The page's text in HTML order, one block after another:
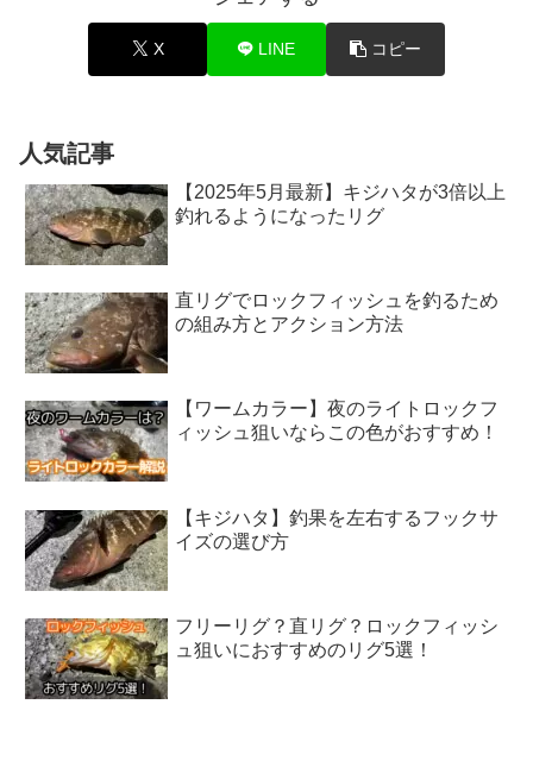
X LINE コピー
人気記事
【2025年5月最新】キジハタが3倍以上
釣れるようになったリグ
直リグでロックフィッシュを釣るため
の組み方とアクション方法
【ワームカラー】夜のライトロックフ
ィッシュ狙いならこの色がおすすめ！
【キジハタ】釣果を左右するフックサ
イズの選び方
フリーリグ？直リグ？ロックフィッシ
ュ狙いにおすすめのリグ5選！